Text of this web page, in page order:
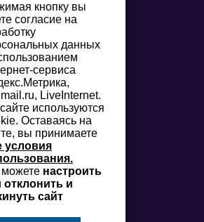
кнопку вы
согласие на
данных
сервиса
LiveInternet.
используются
Оставаясь на
вы принимаете
условия
настроить
отклонить и
сайт